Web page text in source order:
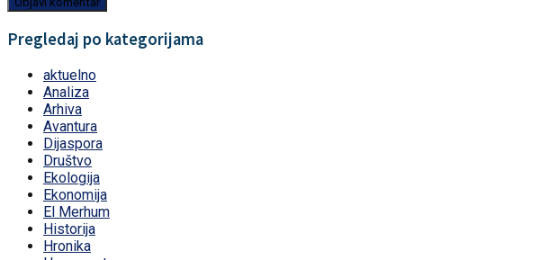
Pregledaj po kategorijama
aktuelno
Analiza
Arhiva
Avantura
Dijaspora
Društvo
Ekologija
Ekonomija
El Merhum
Historija
Hronika